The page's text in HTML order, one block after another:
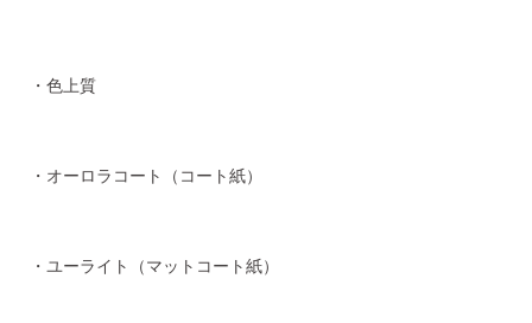
・色上質
・オーロラコート（コート紙）
・ユーライト（マットコート紙）